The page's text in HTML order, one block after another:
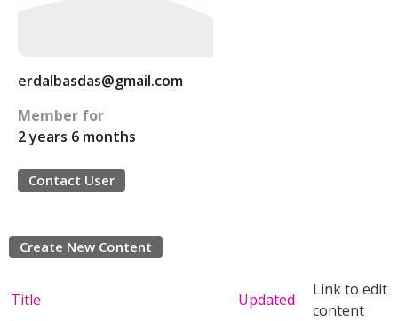
erdalbasdas@gmail.com
Member for
2 years 6 months
Contact User
Create New Content
Title Updated
Link to edit
content